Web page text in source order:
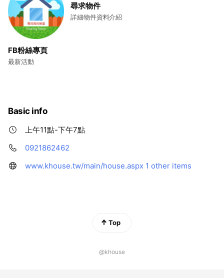
尋求物件
詳細物件資料介紹
FB粉絲專頁
最新活動
Basic info
上午11點-下午7點
0921862462
www.khouse.tw/main/house.aspx 1 other items
Top
@khouse